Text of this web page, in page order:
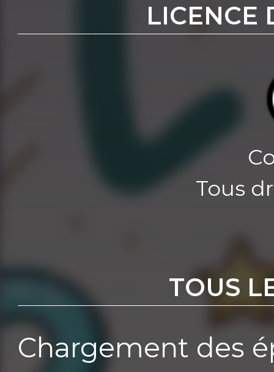
LICENCE
Tous
TOUS
Chargement des